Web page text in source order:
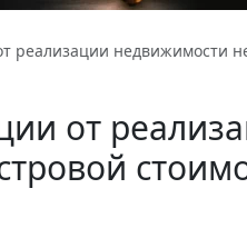
реализации недвижимости
от